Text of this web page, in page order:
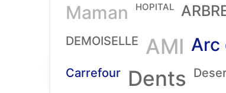
Maman HOPITAL
DEMOISELLE AMI Arc
Carrefour Dents